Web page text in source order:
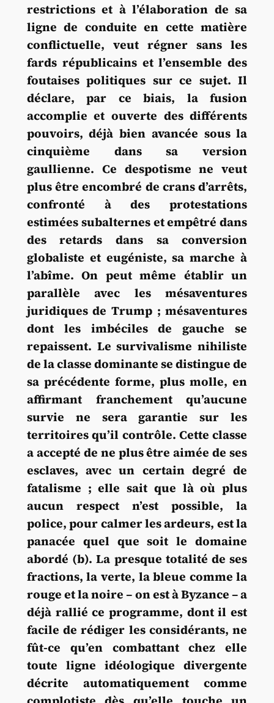
restrictions et à l’élaboration de sa
ligne de conduite en cette matière
conflictuelle, veut régner sans les
fards républicains et l’ensemble des
foutaises politiques sur ce sujet. Il
déclare, par ce biais, la fusion
accomplie et ouverte des différents
pouvoirs, déjà bien avancée sous la
cinquième dans sa version
gaullienne. Ce despotisme ne veut
plus être encombré de crans d’arrêts,
confronté à des protestations
estimées subalternes et empêtré dans
des retards dans sa conversion
globaliste et eugéniste, sa marche à
l’abîme. On peut même établir un
parallèle avec les mésaventures
juridiques de Trump ; mésaventures
dont les imbéciles de gauche se
repaissent. Le survivalisme nihiliste
de la classe dominante se distingue de
sa précédente forme, plus molle, en
affirmant franchement qu’aucune
survie ne sera garantie sur les
territoires qu’il contrôle. Cette classe
a accepté de ne plus être aimée de ses
esclaves, avec un certain degré de
fatalisme ; elle sait que là où plus
aucun respect n’est possible, la
police, pour calmer les ardeurs, est la
panacée quel que soit le domaine
abordé (b). La presque totalité de ses
fractions, la verte, la bleue comme la
rouge et la noire – on est à Byzance – a
déjà rallié ce programme, dont il est
facile de rédiger les considérants, ne
fût-ce qu’en combattant chez elle
toute ligne idéologique divergente
décrite automatiquement comme